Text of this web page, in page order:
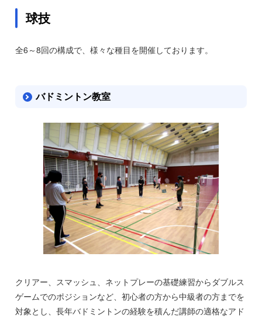
球技
全6～8回の構成で、様々な種目を開催しております。
バドミントン教室
クリアー、スマッシュ、ネットプレーの基礎練習からダブルス
ゲームでのポジションなど、初心者の方から中級者の方までを
対象とし、長年バドミントンの経験を積んだ講師の適格なアド